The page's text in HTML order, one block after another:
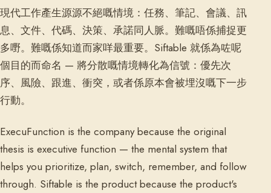
現代工作產生源源不絕嘅情境：任務、筆記、會議、訊
息、文件、代碼、決策、承諾同人脈。難嘅唔係捕捉更
多嘢。難嘅係知道而家咩最重要。Siftable 就係為咗呢
個目的而命名 — 將分散嘅情境轉化為信號：優先次
序、風險、跟進、衝突，或者係原本會被埋沒嘅下一步
行動。
ExecuFunction is the company because the original
thesis is executive function — the mental system that
helps you prioritize, plan, switch, remember, and follow
through. Siftable is the product because the product's